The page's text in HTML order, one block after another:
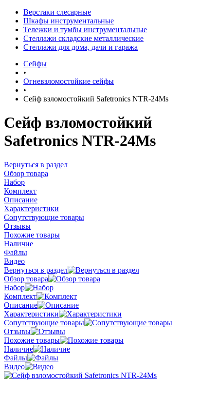
Верстаки слесарные
Шкафы инструментальные
Тележки и тумбы инструментальные
Стеллажи складские металлические
Стеллажи для дома, дачи и гаража
Сейфы
•
Огневзломостойкие сейфы
•
Сейф взломостойкий Safetronics NTR-24Ms
Сейф взломостойкий
Safetronics NTR-24Ms
Вернуться в раздел
Обзор товара
Набор
Комплект
Описание
Характеристики
Сопутствующие товары
Отзывы
Похожие товары
Наличие
Файлы
Видео
Вернуться в раздел
Обзор товара
Набор
Комплект
Описание
Характеристики
Сопутствующие товары
Отзывы
Похожие товары
Наличие
Файлы
Видео